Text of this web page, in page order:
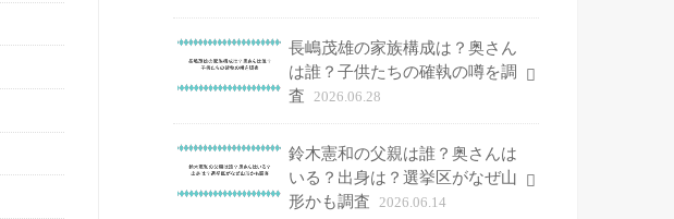
長嶋茂雄の家族構成は？奥さん
は誰？子供たちの確執の噂を調
査
2026.06.28
鈴木憲和の父親は誰？奥さんは
いる？出身は？選挙区がなぜ山
形かも調査 2026.06.14